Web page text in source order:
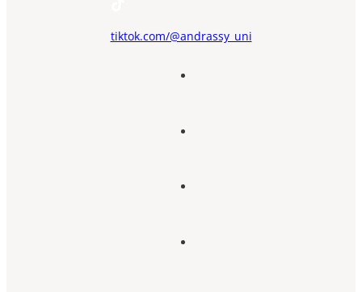
tiktok.com/@andrassy_uni